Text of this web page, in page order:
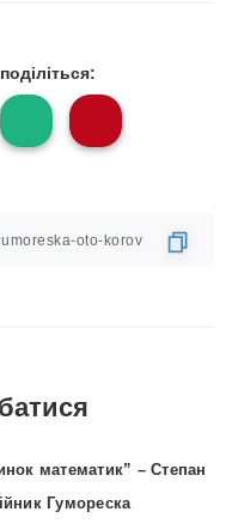
математик” – Степан
Гумореска